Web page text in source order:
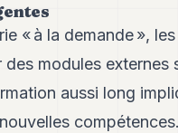
« à la demande »,
modules externes
aussi long